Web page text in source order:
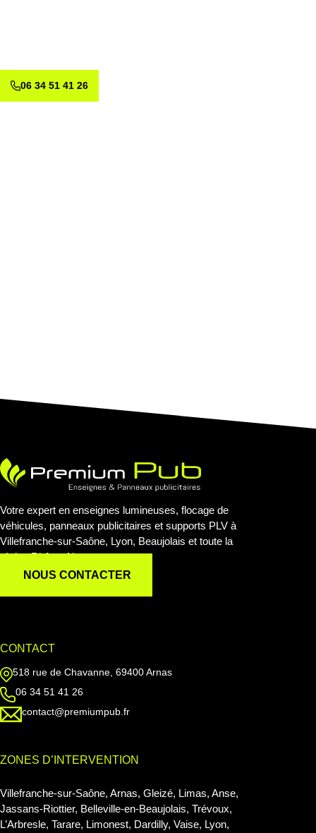
06 34 51 41 26
Votre expert en enseignes lumineuses, flocage de
véhicules, panneaux publicitaires et supports PLV à
Villefranche-sur-Saône, Lyon, Beaujolais et toute la
région Rhône-Alpes.
NOUS CONTACTER
CONTACT
518 rue de Chavanne, 69400 Arnas
06 34 51 41 26
contact@premiumpub.fr
ZONES D’INTERVENTION
Villefranche-sur-Saône, Arnas, Gleizé, Limas, Anse,
Jassans-Riottier, Belleville-en-Beaujolais, Trévoux,
L’Arbresle, Tarare, Limonest, Dardilly, Vaise, Lyon,